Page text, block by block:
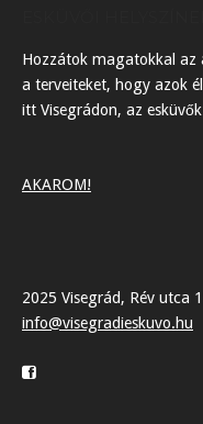
Hozzátok magatokkal az
a terveiteket, hogy azok
itt Visegrádon, az
AKAROM!
2025 Visegrád, Rév utca
info@visegradieskuvo.hu